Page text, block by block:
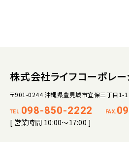
株式会社ライフコーポレー
〒901-0244 沖縄県豊見城市宜保三丁目1-1
TEL. 098-850-2222 FAX.
[ 営業時間 10:00～17:00 ]